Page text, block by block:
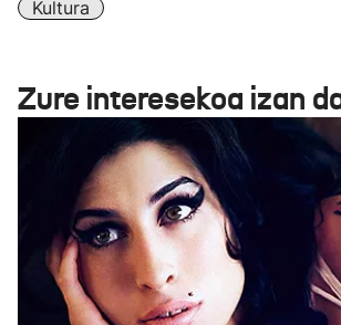
Kultura
Zure interesekoa izan